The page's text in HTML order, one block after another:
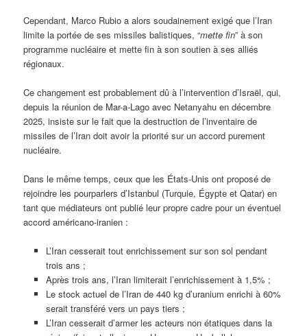
Cependant, Marco Rubio a alors soudainement exigé que l’Iran
limite la portée de ses missiles balistiques, “mette fin” à son
programme nucléaire et mette fin à son soutien à ses alliés
régionaux.
Ce changement est probablement dû à l’intervention d’Israël, qui,
depuis la réunion de Mar-a-Lago avec Netanyahu en décembre
2025, insiste sur le fait que la destruction de l’inventaire de
missiles de l’Iran doit avoir la priorité sur un accord purement
nucléaire.
Dans le même temps, ceux que les États-Unis ont proposé de
rejoindre les pourparlers d’Istanbul (Turquie, Égypte et Qatar) en
tant que médiateurs ont publié leur propre cadre pour un éventuel
accord américano-iranien :
L’Iran cesserait tout enrichissement sur son sol pendant
trois ans ;
Après trois ans, l’Iran limiterait l’enrichissement à 1,5% ;
Le stock actuel de l’Iran de 440 kg d’uranium enrichi à 60%
serait transféré vers un pays tiers ;
L’Iran cesserait d’armer les acteurs non étatiques dans la